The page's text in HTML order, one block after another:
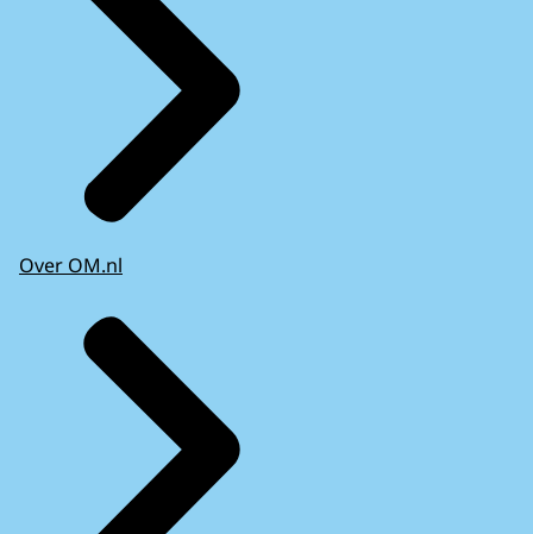
Over OM.nl